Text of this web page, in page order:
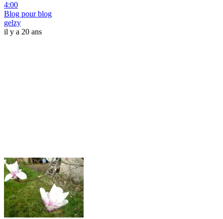
4:00
Blog pour blog
gelzy
il y a 20 ans